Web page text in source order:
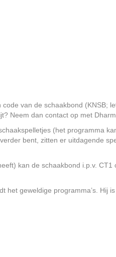
van de schaakbond (KNSB;
Neem dan contact op met
(het programma
bent, zitten er uitdagende
kan de schaakbond i.p.v.
het geweldige programma’s. Hij